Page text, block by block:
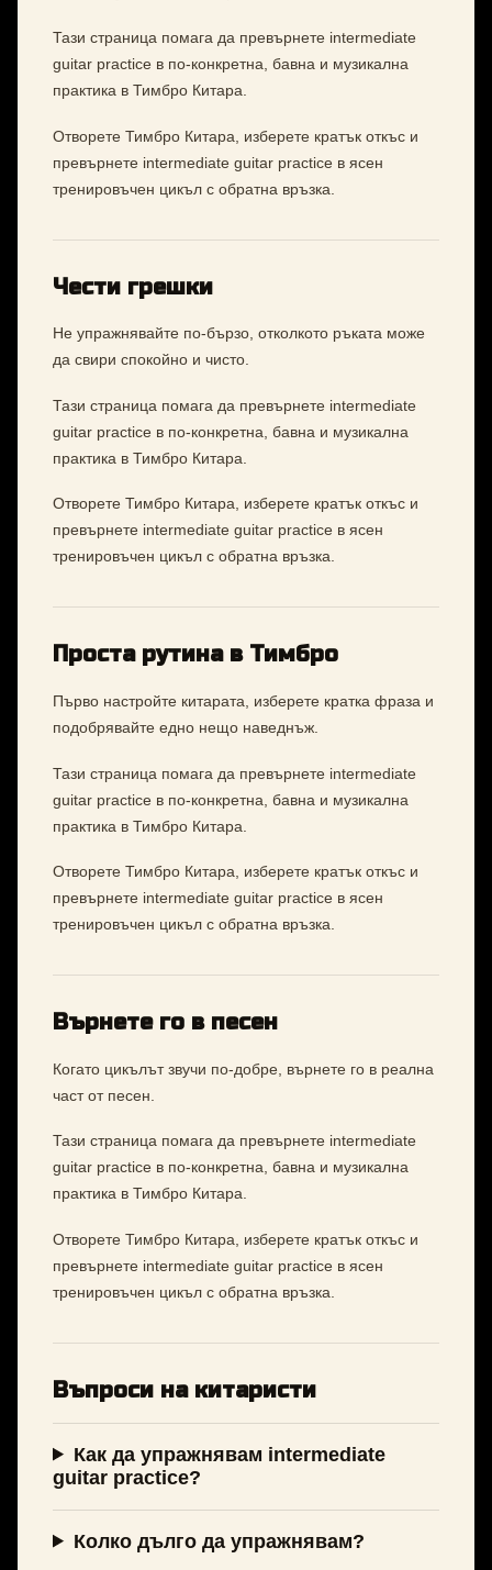
Тази страница помага да превърнете intermediate
guitar practice в по-конкретна, бавна и музикална
практика в Тимбро Китара.
Отворете Тимбро Китара, изберете кратък откъс и
превърнете intermediate guitar practice в ясен
тренировъчен цикъл с обратна връзка.
Чести грешки
Не упражнявайте по-бързо, отколкото ръката може
да свири спокойно и чисто.
Тази страница помага да превърнете intermediate
guitar practice в по-конкретна, бавна и музикална
практика в Тимбро Китара.
Отворете Тимбро Китара, изберете кратък откъс и
превърнете intermediate guitar practice в ясен
тренировъчен цикъл с обратна връзка.
Проста рутина в Тимбро
Първо настройте китарата, изберете кратка фраза и
подобрявайте едно нещо наведнъж.
Тази страница помага да превърнете intermediate
guitar practice в по-конкретна, бавна и музикална
практика в Тимбро Китара.
Отворете Тимбро Китара, изберете кратък откъс и
превърнете intermediate guitar practice в ясен
тренировъчен цикъл с обратна връзка.
Върнете го в песен
Когато цикълът звучи по-добре, върнете го в реална
част от песен.
Тази страница помага да превърнете intermediate
guitar practice в по-конкретна, бавна и музикална
практика в Тимбро Китара.
Отворете Тимбро Китара, изберете кратък откъс и
превърнете intermediate guitar practice в ясен
тренировъчен цикъл с обратна връзка.
Въпроси на китаристи
Как да упражнявам intermediate
guitar practice?
Колко дълго да упражнявам?